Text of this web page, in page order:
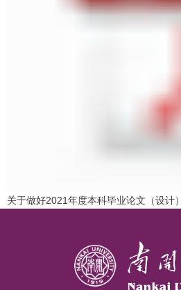
关于做好2021年度本科毕业论文（设计